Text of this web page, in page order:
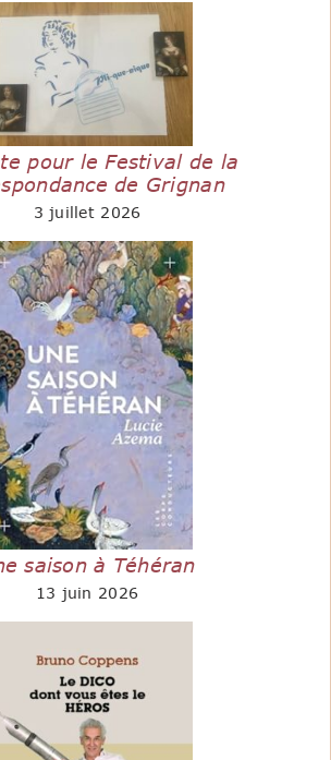
pour le Festival de la
de Grignan
3 juillet 2026
saison à Téhéran
13 juin 2026